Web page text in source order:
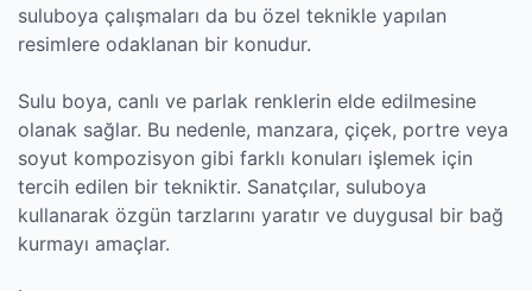
suluboya çalışmaları da bu özel teknikle yapılan
resimlere odaklanan bir konudur.
Sulu boya, canlı ve parlak renklerin elde edilmesine
olanak sağlar. Bu nedenle, manzara, çiçek, portre veya
soyut kompozisyon gibi farklı konuları işlemek için
tercih edilen bir tekniktir. Sanatçılar, suluboya
kullanarak özgün tarzlarını yaratır ve duygusal bir bağ
kurmayı amaçlar.